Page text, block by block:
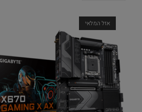
אזל המלאי